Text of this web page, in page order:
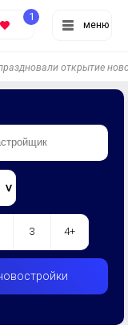
меню
1
открытие
3 4+